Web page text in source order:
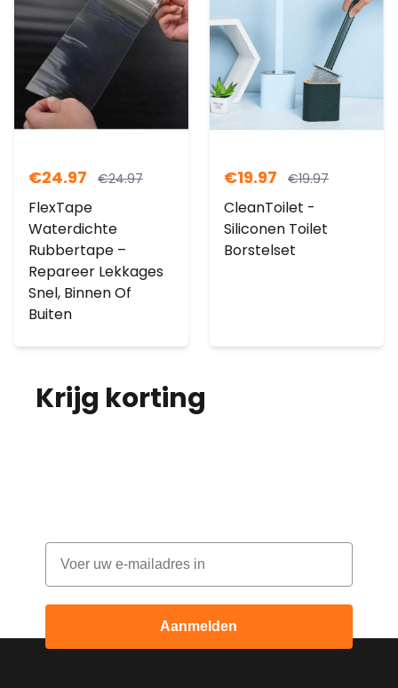
€24.97 €24.97
FlexTape
Waterdichte
Rubbertape –
Repareer Lekkages
Snel, Binnen Of
Buiten
€19.97 €19.97
CleanToilet -
Siliconen Toilet
Borstelset
Krijg korting
Email
Aanmelden